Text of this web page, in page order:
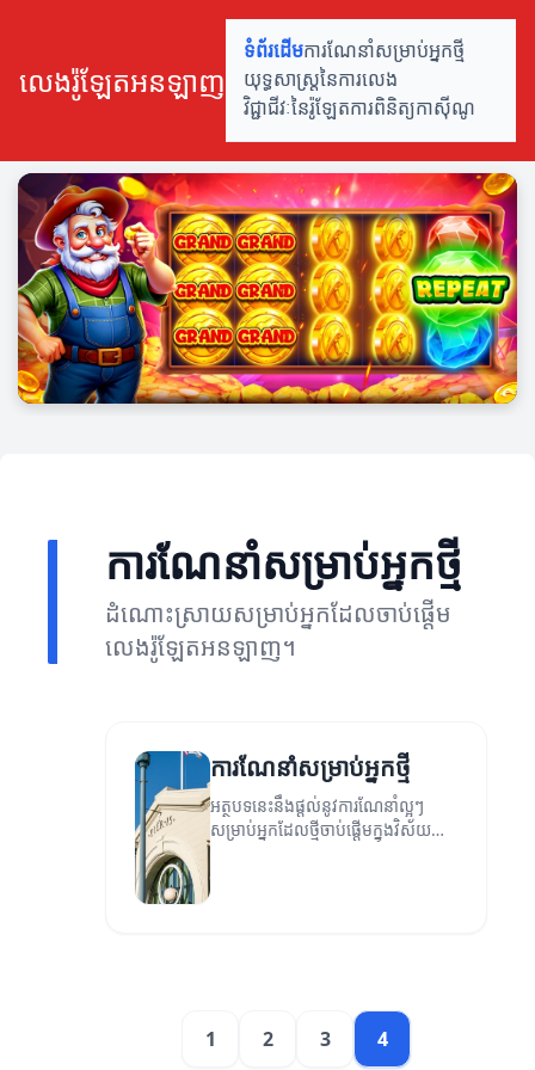
លេងរ៉ូឡែតអនឡាញ
ទំព័រដើមការណែនាំសម្រាប់អ្នកថ្មី
យុទ្ធសាស្ត្រនៃការលេង
វិជ្ជាជីវៈនៃរ៉ូឡែតការ​ពិនិត្យ​កាស៊ីណូ
ការណែនាំសម្រាប់អ្នកថ្មី
ដំណោះស្រាយសម្រាប់អ្នកដែលចាប់ផ្តើម
លេងរ៉ូឡែតអនឡាញ។
ការណែនាំសម្រាប់អ្នកថ្មី
អត្ថបទនេះនឹងផ្តល់នូវការណែនាំល្អៗ
សម្រាប់អ្នកដែលថ្មីចាប់ផ្តើមក្នុងវិស័យ
1 2 3 4